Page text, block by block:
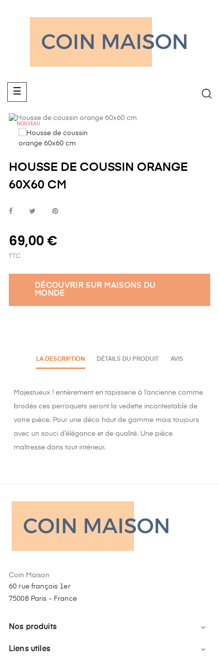
Basculer
la
navigation
☰
NOUVEAU
HOUSSE DE COUSSIN ORANGE
60X60 CM
69,00 €
TTC
DÉCOUVRIR SUR MAISONS DU
MONDE
LA DESCRIPTION DÉTAILS DU PRODUIT AVIS
Majestueux ! entièrement en tapisserie à l’ancienne comme
brodés ces perroquets seront la vedette incontestable de
votre pièce. Pour une déco haut de gamme mais toujours
avec un souci d’élégance et de qualité. Une pièce
maîtresse dans tout intérieur.
Coin Maison
60 rue françois 1er
75008 Paris - France
Nos produits 
Liens utiles 